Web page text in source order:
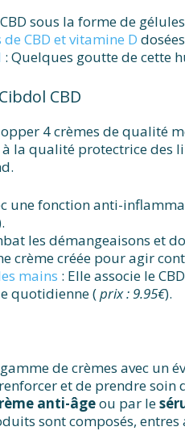
sous la forme de
de CBD et vitamine D
: Quelques goutte de cette
CBD
4 crèmes de qualité
la qualité protectrice des
une fonction anti-
les démangeaisons et
crème créée pour agir
mains : Elle associe le
quotidienne (prix : 9.95€).
de crèmes avec un
et de prendre soin
anti-âgeou par le
sont composés, entres